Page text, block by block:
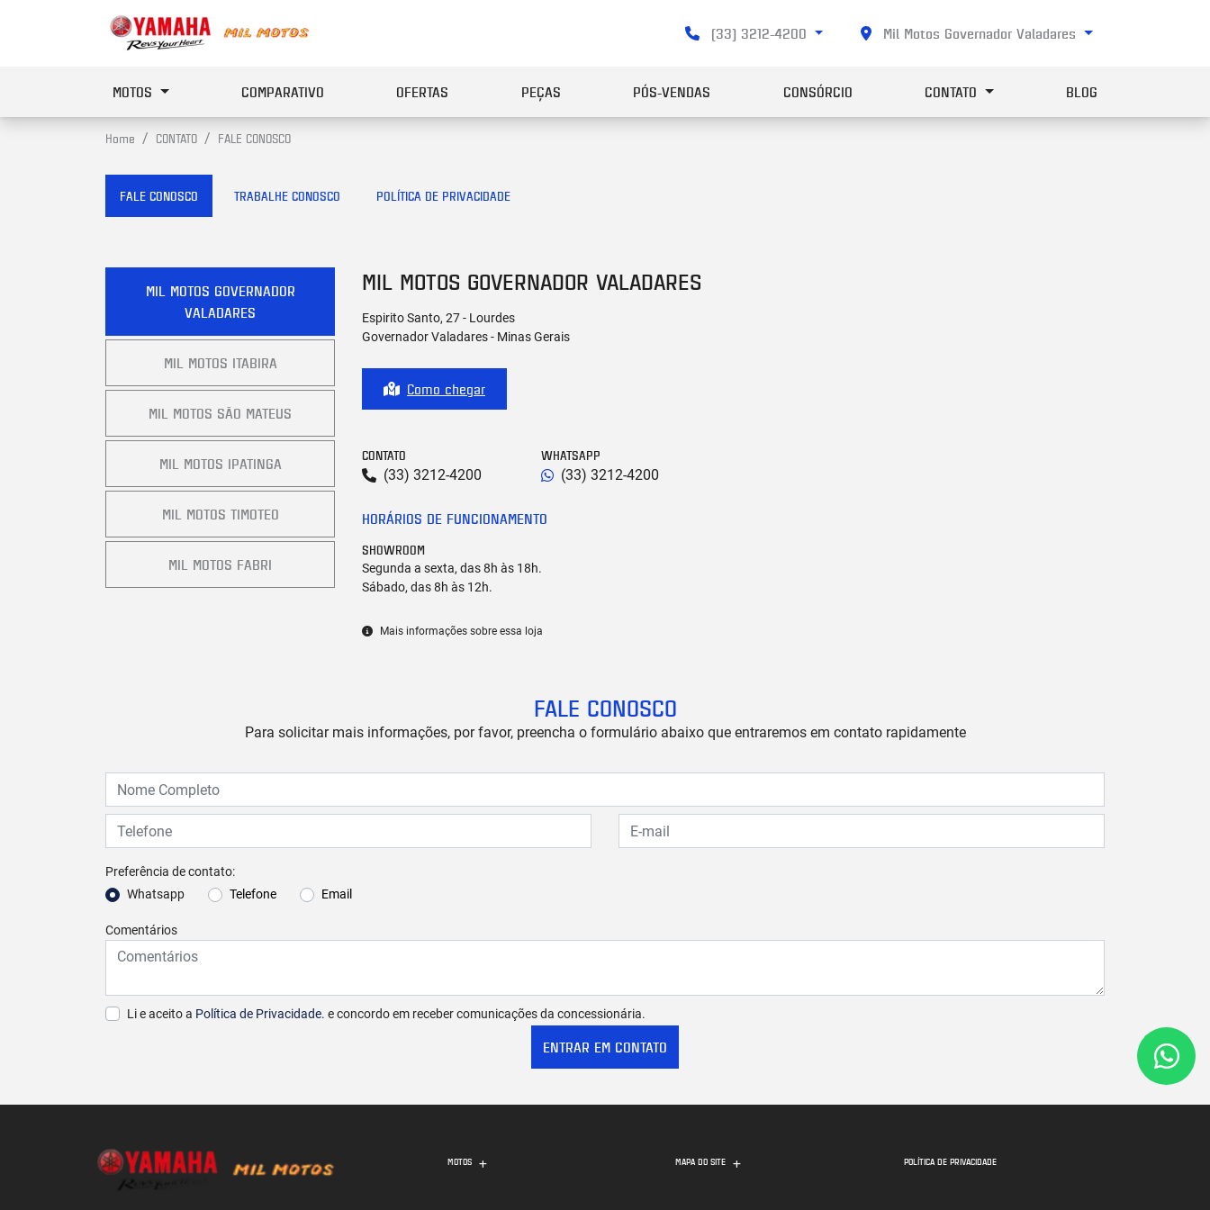
(33) 3212-4200 Mil Motos Governador Valadares
MOTOS COMPARATIVO OFERTAS PEÇAS PÓS-VENDAS CONSÓRCIO CONTATO BLOG
Home CONTATO FALE CONOSCO
FALE CONOSCO TRABALHE CONOSCO POLÍTICA DE PRIVACIDADE
MIL MOTOS GOVERNADOR
VALADARES
MIL MOTOS ITABIRA
MIL MOTOS SÃO MATEUS
MIL MOTOS IPATINGA
MIL MOTOS TIMOTEO
MIL MOTOS FABRI
MIL MOTOS GOVERNADOR VALADARES
Espirito Santo, 27 - Lourdes
Governador Valadares - Minas Gerais
Como chegar
CONTATO
(33) 3212-4200
WHATSAPP
(33) 3212-4200
HORÁRIOS DE FUNCIONAMENTO
SHOWROOM
Segunda a sexta, das 8h às 18h.
Sábado, das 8h às 12h.
Mais informações sobre essa loja
FALE CONOSCO
Para solicitar mais informações, por favor, preencha o formulário abaixo que entraremos em contato rapidamente
Preferência de contato:
Whatsapp
Telefone Email
Comentários
Li e aceito a Política de Privacidade. e concordo em receber comunicações da concessionária.
ENTRAR EM CONTATO
MOTOS MAPA DO SITE POLÍTICA DE PRIVACIDADE